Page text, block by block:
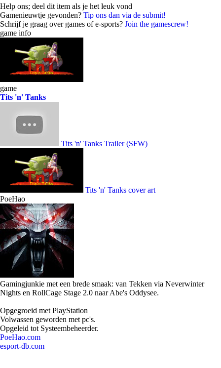
Help ons; deel dit item als je het leuk vond
Gamenieuwtje gevonden? Tip ons dan via de submit!
Schrijf je graag over games of e-sports? Join the gamescrew!
game info
game
Tits 'n' Tanks
Tits 'n' Tanks Trailer (SFW)
Tits 'n' Tanks cover art
PoeHao
Gamingjunkie met een brede smaak: van Tekken via Neverwinter
Nights en RollCage Stage 2.0 naar Abe's Oddysee.
Opgegroeid met PlayStation
Volwassen geworden met pc's.
Opgeleid tot Systeembeheerder.
PoeHao.com
esport-db.com